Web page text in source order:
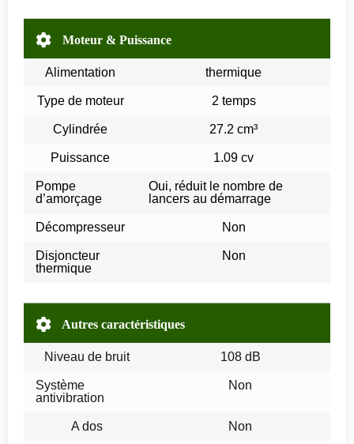
Moteur & Puissance
Alimentation thermique
Type de moteur 2 temps
Cylindrée 27.2 cm³
Puissance 1.09 cv
Pompe
d’amorçage
Oui, réduit le nombre de
lancers au démarrage
Décompresseur Non
Disjoncteur
thermique
Non
Autres caractéristiques
Niveau de bruit 108 dB
Système
antivibration
Non
A dos Non